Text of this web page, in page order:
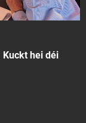
Kuckt hei déi